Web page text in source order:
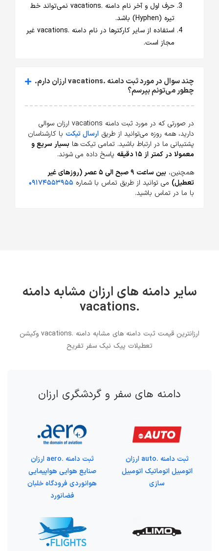
حرف اول و آخر نام دامنه .vacations نمی‌تواند خط
تیره (Hyphen) باشد.
استفاده از سایر کارکترها در نام دامنه .vacations غیر
مجاز است.
چند سوال در مورد ثبت دامنه .vacations ارزان دارم.
چطور می‌تونم بپرسم؟
در صورتی که در مورد ثبت دامنه vacations ارزان سوالی
دارید، همه روزه می‌توانید از طریق ارسال تیکت با کارشناسان
پشتیبانی ما در ارتباط باشید. تمامی تیکت ها بسیار سریع و
معمولا در کمتر از ۱۵ دقیقه
پاسخ داده می شوند.
همچنین،
بین ساعت ۹ صبح الی ۵ عصر (روزهای غیر
تعطیل) می توانید از طریق تماس با شماره ۰۹۱۷۴۵۵۳۹۵۵
با ما در تماس باشید.
سایر دامنه های ارزان مشابه دامنه
.vacations
ارزانترین قیمت ثبت دامنه های مشابه دامنه .vacations وکیشن
تعطیلات پیک نیک سفر تفریح
دامنه های سفر و گردشگری ارزان
ثبت دامنه .auto ارزان
اتومبیل اتوماتیک اتومبیل
سازی
ثبت دامنه .aero ارزان
صنایع هوایی هواپیمایی
هوانوردی فرودگاه خلبان
فضانورد